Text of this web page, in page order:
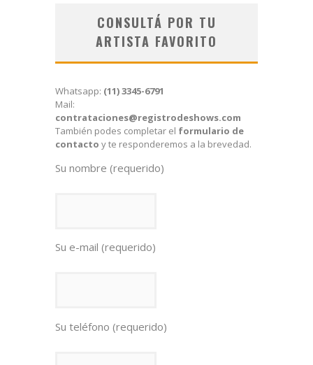
CONSULTÁ POR TU
ARTISTA FAVORITO
Whatsapp: (11) 3345-6791
Mail:
contrataciones@registrodeshows.com
También podes completar el formulario de
contacto y te responderemos a la brevedad.
Su nombre (requerido)
Su e-mail (requerido)
Su teléfono (requerido)